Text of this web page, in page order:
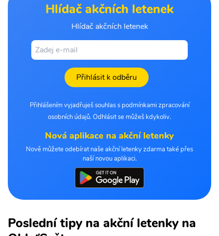
Hlídač akčních letenek
Hlídač akčních letenek
Přihlásit k odběru
Přihlášením vyjadřuješ souhlas s podmínkami zpracování
osobních údajů. Odhlásit se můžeš kdykoliv.
Nová aplikace na akční letenky
Nově můžete odebírat naše akční letenky zdarma také přes
naší novou aplikaci.
Poslední tipy na akční letenky na